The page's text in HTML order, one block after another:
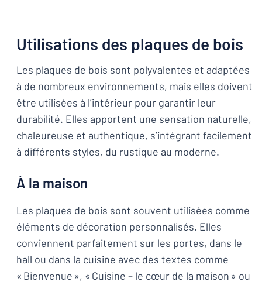
Utilisations des plaques de bois
Les plaques de bois sont polyvalentes et adaptées
à de nombreux environnements, mais elles doivent
être utilisées à l’intérieur pour garantir leur
durabilité. Elles apportent une sensation naturelle,
chaleureuse et authentique, s’intégrant facilement
à différents styles, du rustique au moderne.
À la maison
Les plaques de bois sont souvent utilisées comme
éléments de décoration personnalisés. Elles
conviennent parfaitement sur les portes, dans le
hall ou dans la cuisine avec des textes comme
« Bienvenue », « Cuisine – le cœur de la maison » ou